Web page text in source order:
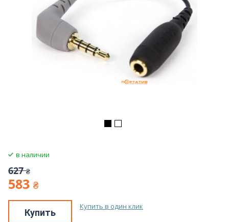
в наличии
627 ₴
583 ₴
Купить
Купить в один клик